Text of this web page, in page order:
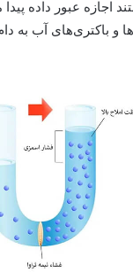
اجازه عبور داده
و باکتری‌های آب به